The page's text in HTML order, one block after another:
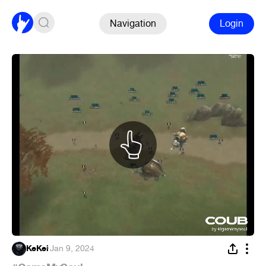
Navigation Login
KeKei·Jan 9, 2024